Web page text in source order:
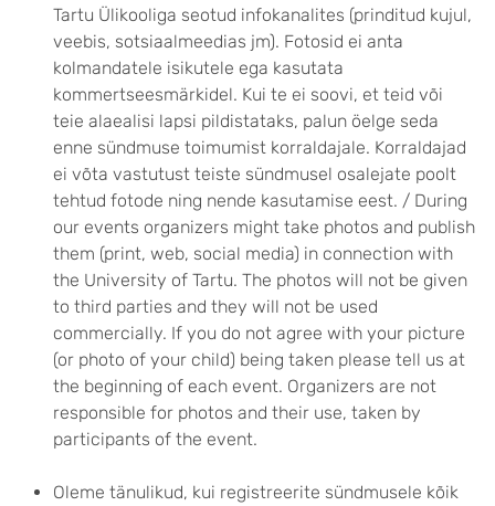
Tartu Ülikooliga seotud infokanalites (prinditud kujul,
veebis, sotsiaalmeedias jm). Fotosid ei anta
kolmandatele isikutele ega kasutata
kommertseesmärkidel. Kui te ei soovi, et teid või
teie alaealisi lapsi pildistataks, palun öelge seda
enne sündmuse toimumist korraldajale. Korraldajad
ei võta vastutust teiste sündmusel osalejate poolt
tehtud fotode ning nende kasutamise eest. / During
our events organizers might take photos and publish
them (print, web, social media) in connection with
the University of Tartu. The photos will not be given
to third parties and they will not be used
commercially. If you do not agree with your picture
(or photo of your child) being taken please tell us at
the beginning of each event. Organizers are not
responsible for photos and their use, taken by
participants of the event.
Oleme tänulikud, kui registreerite sündmusele kõik